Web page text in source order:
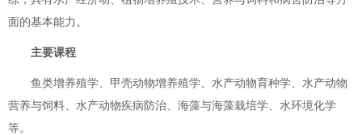
面的基本能力。
主要课程
鱼类增养殖学、甲壳动物增养殖学、水产动物育种学、水产动物
营养与饲料、水产动物疾病防治、海藻与海藻栽培学、水环境化学
等。